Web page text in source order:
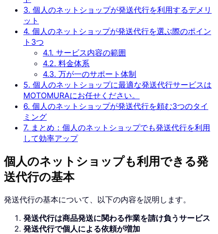
3. 個人のネットショップが発送代行を利用するデメリ
ット
4. 個人のネットショップが発送代行を選ぶ際のポイン
ト3つ
4.1. サービス内容の範囲
4.2. 料金体系
4.3. 万が一のサポート体制
5. 個人のネットショップに最適な発送代行サービスは
MOTOMURAにお任せください。
6. 個人のネットショップが発送代行を頼む3つのタイ
ミング
7. まとめ：個人のネットショップでも発送代行を利用
して効率アップ
個人のネットショップも利用できる発
送代行の基本
発送代行の基本について、以下の内容を説明します。
発送代行は商品発送に関わる作業を請け負うサービス
発送代行で個人による依頼が増加